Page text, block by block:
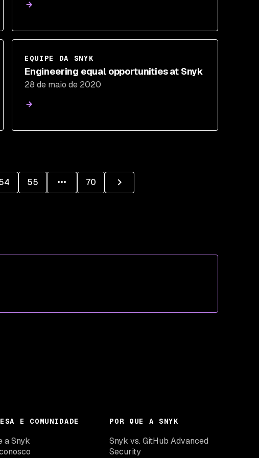
EQUIPE DA SNYK
Engineering equal opportunities at Snyk
28 de maio de 2020
55 70
E COMUNIDADE
a Snyk
POR QUE A SNYK
Snyk vs. GitHub Advanced
Security